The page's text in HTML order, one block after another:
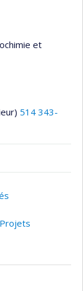
et
514 343-
Projets